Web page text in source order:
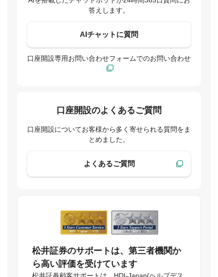
答えします。
AIチャットに質問
口座開設専用お問い合わせフォームでのお問い合わせ
口座開設のよくあるご質問
口座開設についてお客様から多く寄せられる質問をま
とめました。
よくあるご質問
松井証券のサポートは、第三者機関か
ら高い評価を受けています